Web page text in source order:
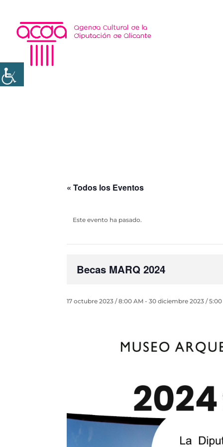
« Todos los Eventos
Este evento ha pasado.
Becas MARQ 2024
17 octubre 2023 / 8:00 AM -30 diciembre 2023 /